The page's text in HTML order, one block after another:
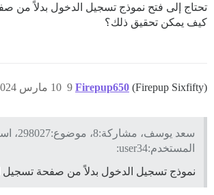
تحتاج إلى فتح نموذج تسجيل الدخول بدلاً من
كيف يمكن تحقيق ذلك؟
Firepup650 (Firepup Sixfifty) 10 مارس 2024، 4:07م 9
سعد يوسف، مشاركة:8،
المستخدم:user34:
نموذج تسجيل الدخول بدلاً من صفحة تسجيل